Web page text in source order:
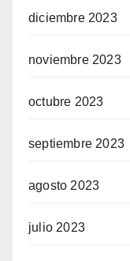
diciembre 2023
noviembre 2023
octubre 2023
septiembre 2023
agosto 2023
julio 2023